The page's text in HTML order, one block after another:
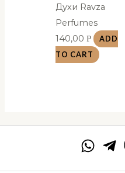
Духи Ravza
Perfumes
140,00Р
ADD
TO CART